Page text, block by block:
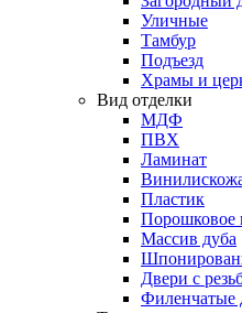
Уличные
Тамбур
Подъезд
Храмы и
Вид отделки
МДФ
ПВХ
Ламинат
Пластик
Порошковое
Массив дуба
Двери с
Филенчатые